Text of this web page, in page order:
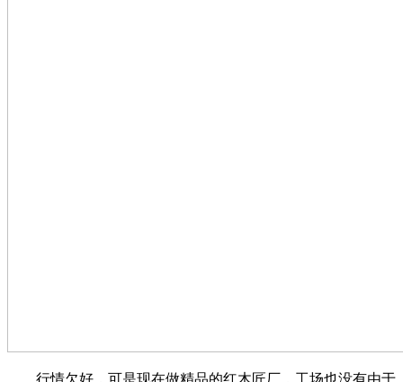
行情欠好，可是现在做精品的红木匠厂，工场也没有由于